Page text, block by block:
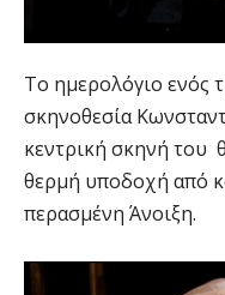
Το ημερολόγιο ενός
σκηνοθεσία
κεντρική σκηνή του
θερμή υποδοχή από
περασμένη Άνοιξη.